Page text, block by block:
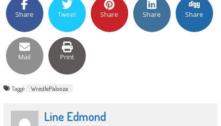
Share Tweet Share Share Share
Mail Print
Taggé WrestlePalooza
Line Edmond